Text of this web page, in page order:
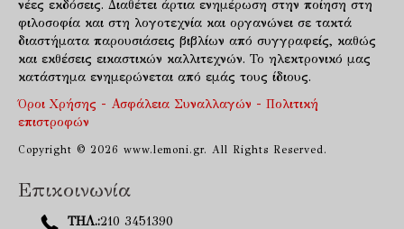
νέες εκδόσεις. Διαθέτει άρτια ενημέρωση στην ποίηση στη
φιλοσοφία και στη λογοτεχνία και οργανώνει σε τακτά
διαστήματα παρουσιάσεις βιβλίων από συγγραφείς, καθώς
και εκθέσεις εικαστικών καλλιτεχνών. Το ηλεκτρονικό μας
κατάστημα ενημερώνεται από εμάς τους ίδιους.
Όροι Χρήσης - Ασφάλεια Συναλλαγών - Πολιτική
επιστροφών
Copyright © 2026 www.lemoni.gr. All Rights Reserved.
Επικοινωνία
ΤΗΛ.:210 3451390